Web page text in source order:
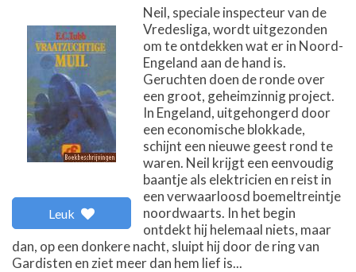
Leuk
Neil, speciale inspecteur van de
Vredesliga, wordt uitgezonden
om te ontdekken wat er in Noord-
Engeland aan de hand is.
Geruchten doen de ronde over
een groot, geheimzinnig project.
In Engeland, uitgehongerd door
een economische blokkade,
schijnt een nieuwe geest rond te
waren. Neil krijgt een eenvoudig
baantje als elektricien en reist in
een verwaarloosd boemeltreintje
noordwaarts. In het begin
ontdekt hij helemaal niets, maar
dan, op een donkere nacht, sluipt hij door de ring van
Gardisten en ziet meer dan hem lief is...